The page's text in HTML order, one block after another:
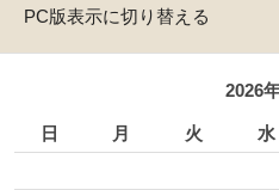
PC版表示に切り替える
2026
日 月 火 水